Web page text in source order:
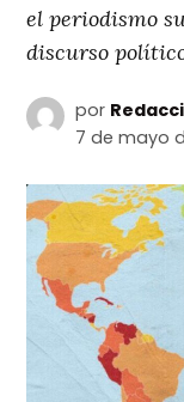
el periodismo
discurso
por
7 de mayo